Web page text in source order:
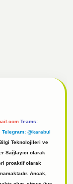
Teams:
Telegram: @karabul
Teknolojileri ve
Sağlayıcı olarak
proaktif olarak
Ancak,